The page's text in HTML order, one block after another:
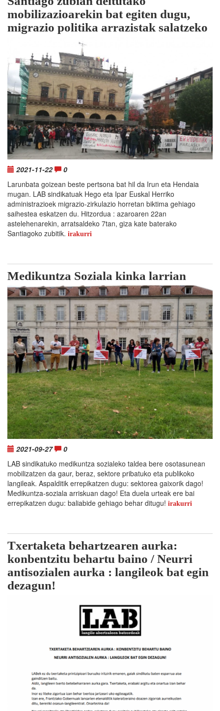
mobilizazioarekin bat egiten dugu,
migrazio politika arrazistak salatzeko
2021-11-22
0
Larunbata goizean beste pertsona bat hil da Irun eta Hendaia
mugan. LAB sindikatuak Hego eta Ipar Euskal Herriko
administrazioek migrazio-zirkulazio horretan biktima gehiago
saihestea eskatzen du. Hitzordua : azaroaren 22an
astelehenarekin, arratsaldeko 7tan, giza kate baterako
Santiagoko zubitik. irakurri
Medikuntza Soziala kinka larrian
2021-09-27
0
LAB sindikatuko medikuntza sozialeko taldea bere osotasunean
mobilizatzen da gaur, beraz, sektore pribatuko eta publikoko
langileak. Aspalditik errepikatzen dugu: sektorea gaixorik dago!
Medikuntza-soziala arriskuan dago! Eta duela urteak ere bai
errepikatzen dugu: baliabide gehiago behar ditugu! irakurri
Txertaketa behartzearen aurka:
konbentzitu behartu baino / Neurri
antisozialen aurka : langileok bat egin
dezagun!